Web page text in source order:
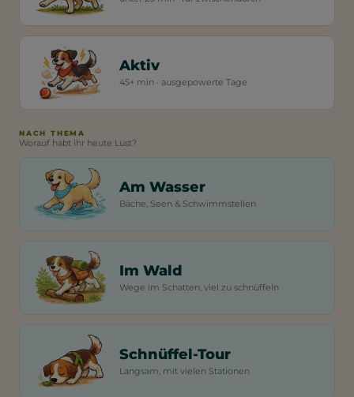
Aktiv
45+ min · ausgepowerte Tage
NACH THEMA
Worauf habt ihr heute Lust?
Am Wasser
Bäche, Seen & Schwimmstellen
Im Wald
Wege im Schatten, viel zu schnüffeln
Schnüffel-Tour
Langsam, mit vielen Stationen